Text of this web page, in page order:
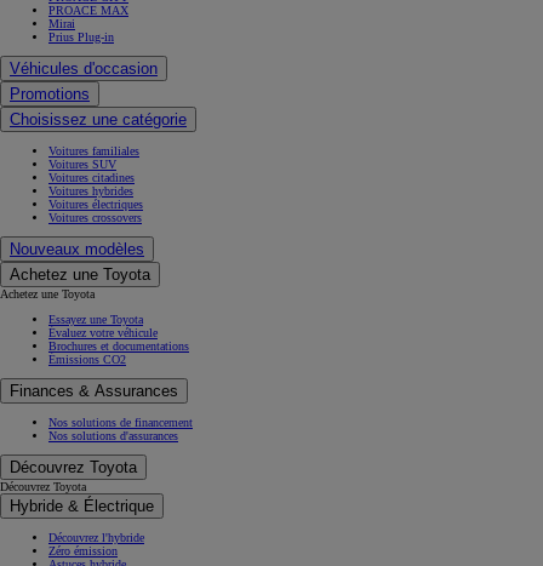
PROACE MAX
Mirai
Prius Plug-in
Véhicules d'occasion
Promotions
Choisissez une catégorie
Voitures familiales
Voitures SUV
Voitures citadines
Voitures hybrides
Voitures électriques
Voitures crossovers
Nouveaux modèles
Achetez une Toyota
Achetez une Toyota
Essayez une Toyota
Évaluez votre véhicule
Brochures et documentations
Émissions CO2
Finances & Assurances
Nos solutions de financement
Nos solutions d'assurances
Découvrez Toyota
Découvrez Toyota
Hybride & Électrique
Découvrez l'hybride
Zéro émission